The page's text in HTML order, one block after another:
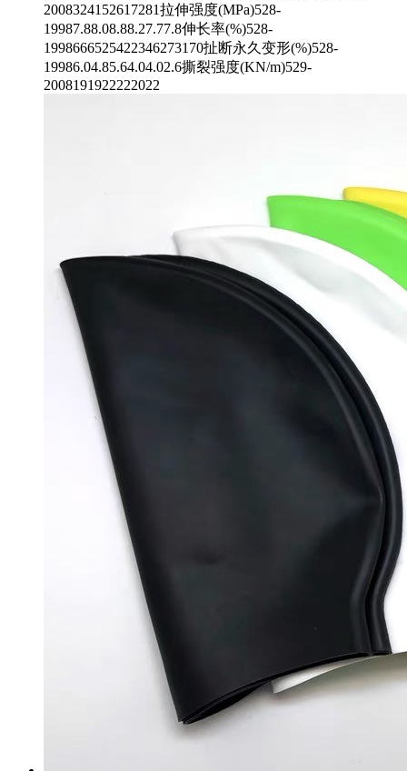
2008324152617281拉伸强度(MPa)528-
19987.88.08.88.27.77.8伸长率(%)528-
1998666525422346273170扯断永久变形(%)528-
19986.04.85.64.04.02.6撕裂强度(KN/m)529-
2008191922222022